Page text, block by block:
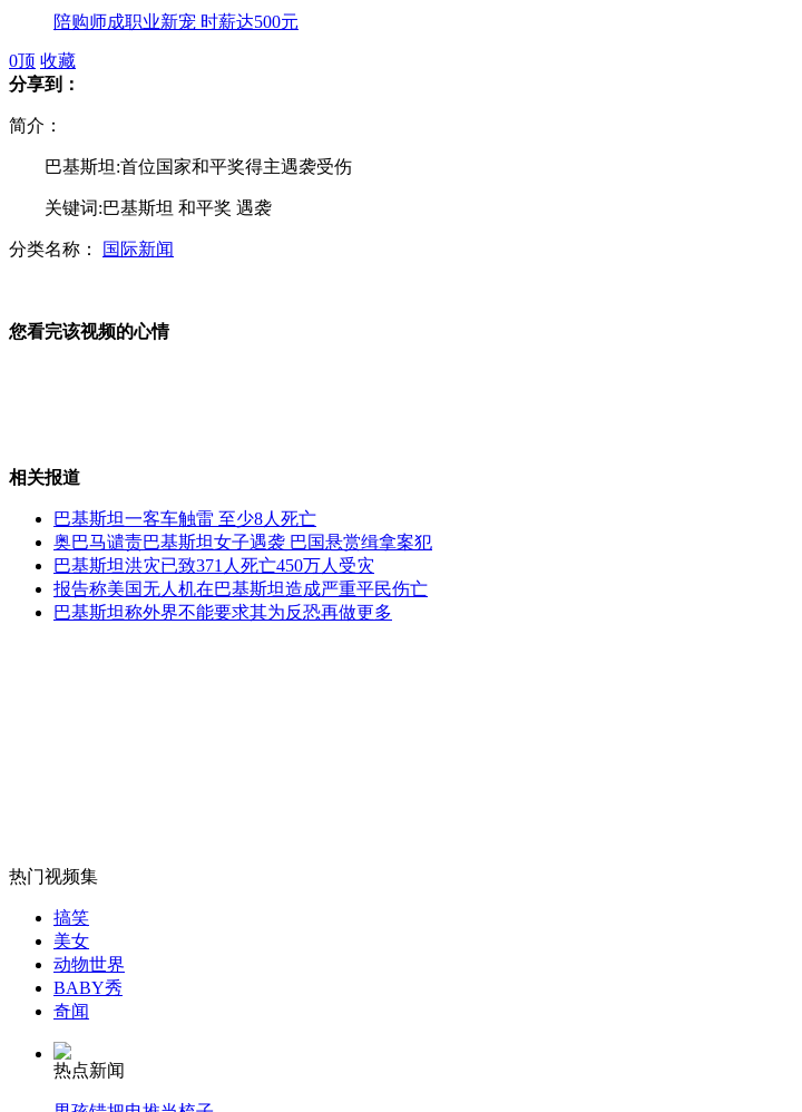
陪购师成职业新宠 时薪达500元
中国最长寿老人现年127岁行动自如
实录:诺贝尔奖评委会电话采访莫言
日本海上自卫队举行"舰队阅兵式"
无痛分娩是否安全 医生回应
外交部：反对强权政治霸凌主义
0顶 收藏
分享到：
简介：
巴基斯坦:首位国家和平奖得主遇袭受伤
关键词:巴基斯坦 和平奖 遇袭
分类名称： 国际新闻
您看完该视频的心情
相关报道
巴基斯坦一客车触雷 至少8人死亡
奥巴马谴责巴基斯坦女子遇袭 巴国悬赏缉拿案犯
巴基斯坦洪灾已致371人死亡450万人受灾
报告称美国无人机在巴基斯坦造成严重平民伤亡
巴基斯坦称外界不能要求其为反恐再做更多
热门视频集
搞笑
美女
动物世界
BABY秀
奇闻
热点新闻